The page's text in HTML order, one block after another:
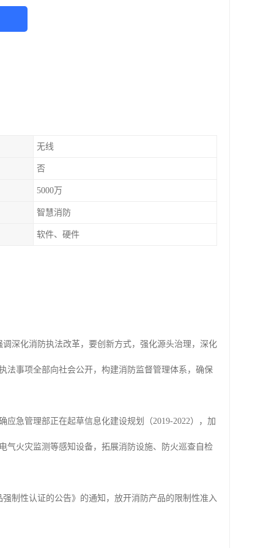
无线
否
5000万
智慧消防
软件、硬件
深化消防执法改革，要创新方式，强化源头治理，深化
法事项全部向社会公开，构建消防监督管理体系，确保
急管理部正在起草信息化建设规划（2019-2022），加
气火灾监测等感知设备，拓展消防设施、防火巡查自检
制性认证的公告》的通知，放开消防产品的限制性准入